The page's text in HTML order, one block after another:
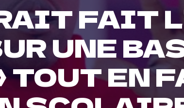
FAIT
UNE
TOUT EN